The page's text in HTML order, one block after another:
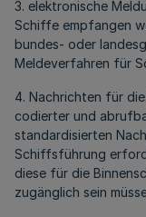
3. elektronische
Schiffe empfangen
bundes- oder
Meldeverfahren für
4. Nachrichten für
codierter und
standardisierten
Schiffsführung
diese für die
zugänglich sein